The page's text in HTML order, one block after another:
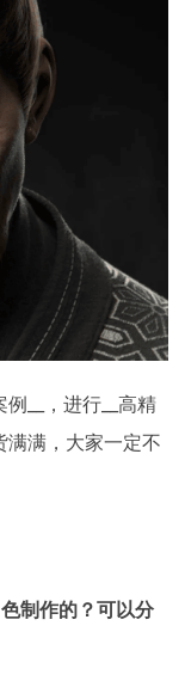
__，进行__高精
满满，大家一定不
制作的？可以分